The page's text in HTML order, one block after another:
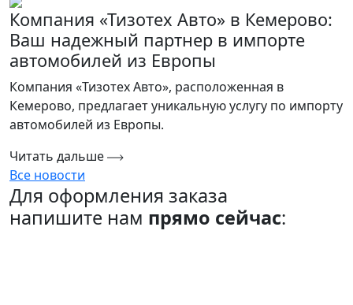
Компания «Тизотех Авто» в Кемерово:
Ваш надежный партнер в импорте
автомобилей из Европы
Компания «Тизотех Авто», расположенная в
Кемерово, предлагает уникальную услугу по импорту
автомобилей из Европы.
Читать дальше
Все новости
Для оформления заказа
напишите нам прямо сейчас: